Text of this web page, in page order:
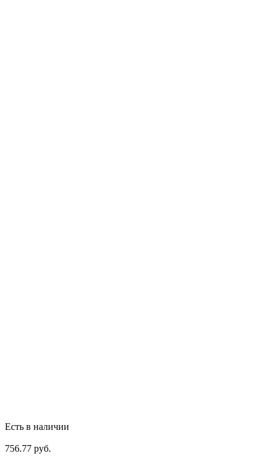
Есть в наличии
756.77 руб.